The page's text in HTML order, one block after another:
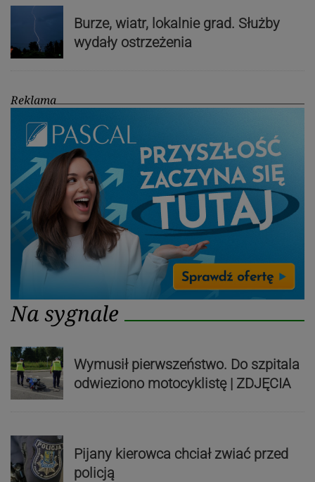
Burze, wiatr, lokalnie grad. Służby
wydały ostrzeżenia
Reklama
Na sygnale
Wymusił pierwszeństwo. Do szpitala
odwieziono motocyklistę | ZDJĘCIA
Pijany kierowca chciał zwiać przed
policją